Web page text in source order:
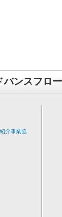
バンスフロー
介事業協